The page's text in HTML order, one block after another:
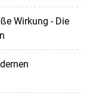
Wirkung - Die